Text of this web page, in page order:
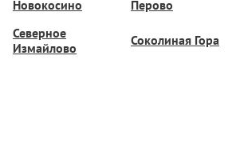
Новокосино Перово
Северное
Измайлово
Соколиная Гора